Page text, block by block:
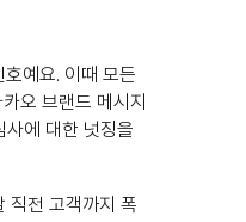
예요. 이때 모든
오 브랜드 메시지
에 대한 넛징을
직전 고객까지 폭